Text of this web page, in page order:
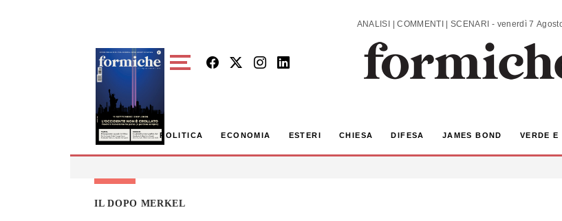
ANALISI | COMMENTI | SCENARI -
POLITICA ECONOMIA ESTERI CHIESA DIFESA JAMES BOND VERDE E
IL DOPO MERKEL